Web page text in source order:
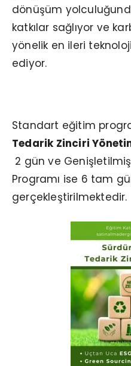
dönüşüm
katkılar sağlıyor ve
yönelik en ileri
ediyor.
Standart eğitim
Tedarik Zinciri
2 gün ve
Programı ise 6 tam
gerçekleştirilmektedir.